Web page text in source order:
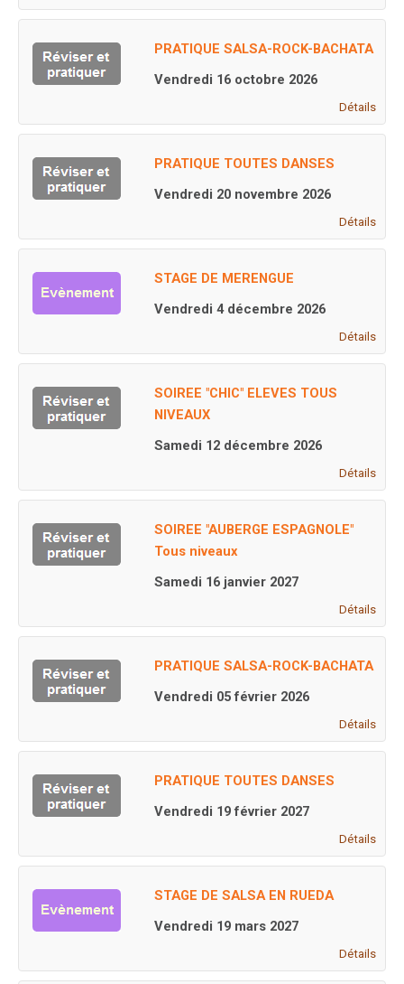
PRATIQUE SALSA-ROCK-BACHATA
Vendredi 16 octobre 2026
Détails
PRATIQUE TOUTES DANSES
Vendredi 20 novembre 2026
Détails
STAGE DE MERENGUE
Vendredi 4 décembre 2026
Détails
SOIREE "CHIC" ELEVES TOUS
NIVEAUX
Samedi 12 décembre 2026
Détails
SOIREE "AUBERGE ESPAGNOLE"
Tous niveaux
Samedi 16 janvier 2027
Détails
PRATIQUE SALSA-ROCK-BACHATA
Vendredi 05 février 2026
Détails
PRATIQUE TOUTES DANSES
Vendredi 19 février 2027
Détails
STAGE DE SALSA EN RUEDA
Vendredi 19 mars 2027
Détails